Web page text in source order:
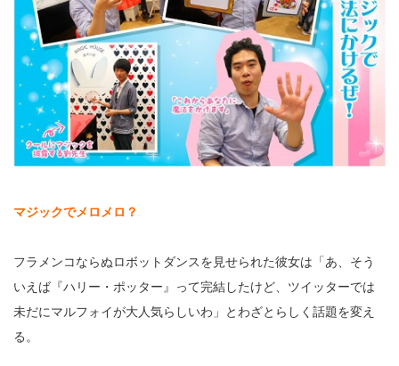
マジックでメロメロ？
フラメンコならぬロボットダンスを見せられた彼女は「あ、そう
いえば『ハリー・ポッター』って完結したけど、ツイッターでは
未だにマルフォイが大人気らしいわ」とわざとらしく話題を変え
る。